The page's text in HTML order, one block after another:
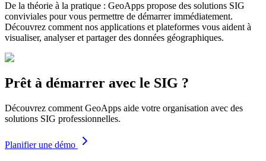
De la théorie à la pratique : GeoApps propose des solutions SIG
conviviales pour vous permettre de démarrer immédiatement.
Découvrez comment nos applications et plateformes vous aident à
visualiser, analyser et partager des données géographiques.
Prêt à démarrer avec le SIG ?
Découvrez comment GeoApps aide votre organisation avec des
solutions SIG professionnelles.
Planifier une démo